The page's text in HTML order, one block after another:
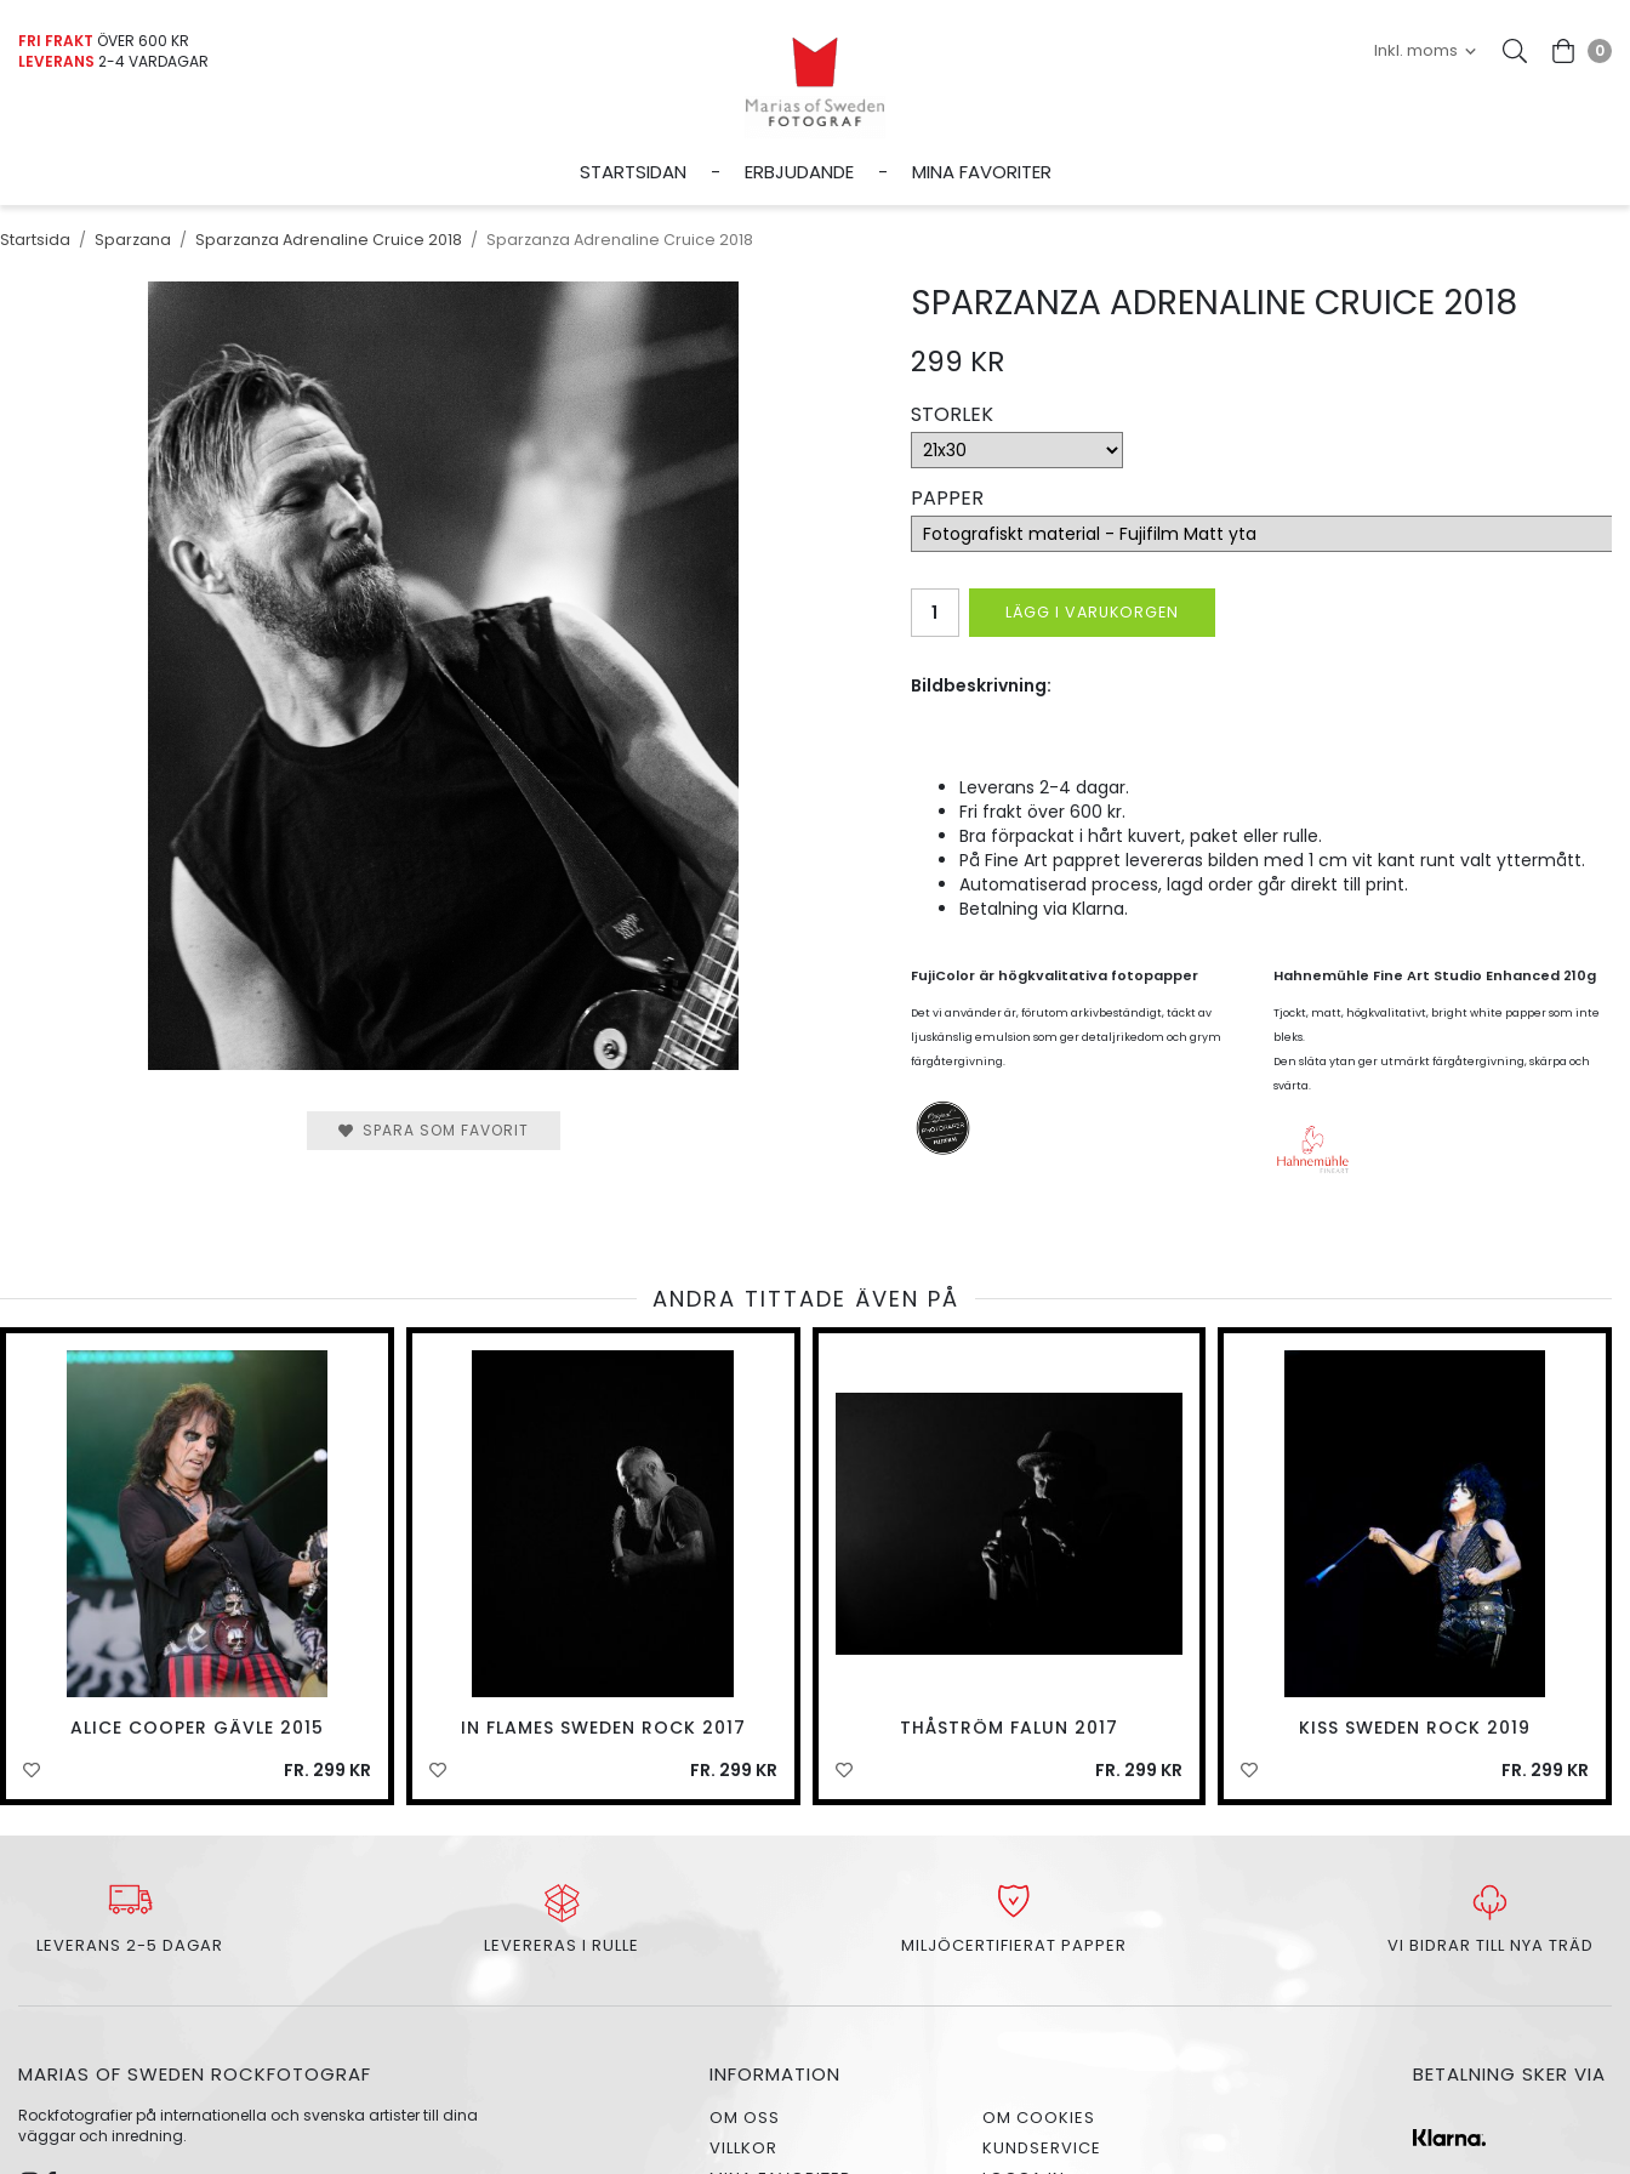
FRI FRAKT ÖVER 600 KR
LEVERANS 2-4 VARDAGAR
0
STARTSIDAN ERBJUDANDE MINA FAVORITER
Startsida / Sparzana / Sparzanza Adrenaline Cruice 2018 / Sparzanza Adrenaline Cruice 2018
SPARZANZA ADRENALINE CRUICE 2018
299 KR
STORLEK
PAPPER
LÄGG I VARUKORGEN
Bildbeskrivning:
Leverans 2-4 dagar.
Fri frakt över 600 kr.
Bra förpackat i hårt kuvert, paket eller rulle.
På Fine Art pappret levereras bilden med 1 cm vit kant runt valt yttermått.
Automatiserad process, lagd order går direkt till print.
Betalning via Klarna.
FujiColor är högkvalitativa fotopapper
Det vi använder är, förutom arkivbeständigt, täckt av
ljuskänslig emulsion som ger detaljrikedom och grym
färgåtergivning.
Hahnemühle Fine Art Studio Enhanced 210g
Tjockt, matt, högkvalitativt, bright white papper som inte
bleks.
Den släta ytan ger utmärkt färgåtergivning, skärpa och
svärta.
SPARA SOM FAVORIT
ANDRA TITTADE ÄVEN PÅ
ALICE COOPER GÄVLE 2015
FR. 299 KR
IN FLAMES SWEDEN ROCK 2017
FR. 299 KR
THÅSTRÖM FALUN 2017
FR. 299 KR
KISS SWEDEN ROCK 2019
FR. 299 KR
LEVERANS 2-5 DAGAR LEVERERAS I RULLE MILJÖCERTIFIERAT PAPPER VI BIDRAR TILL NYA TRÄD
MARIAS OF SWEDEN ROCKFOTOGRAF
Rockfotografier på internationella och svenska artister till dina
väggar och inredning.
INFORMATION
OM OSS
OM COOKIES
VILLKOR
KUNDSERVICE
BETALNING SKER VIA